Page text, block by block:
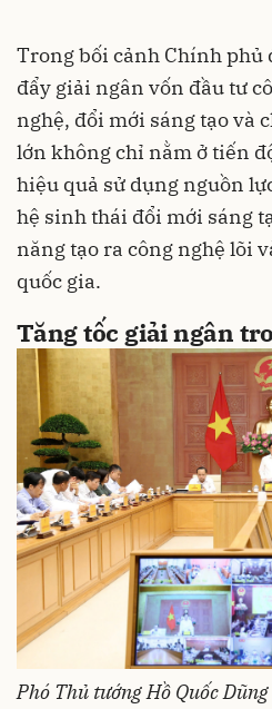
Trong bối cảnh Chính phủ
đẩy giải ngân vốn đầu tư
nghệ, đổi mới sáng tạo và
lớn không chỉ nằm ở tiến
hiệu quả sử dụng nguồn
hệ sinh thái đổi mới sáng
năng tạo ra công nghệ lõi
quốc gia.
Tăng tốc giải ngân
Phó Thủ tướng Hồ Quốc